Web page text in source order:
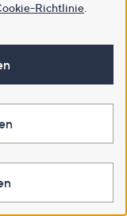
Richtlinie